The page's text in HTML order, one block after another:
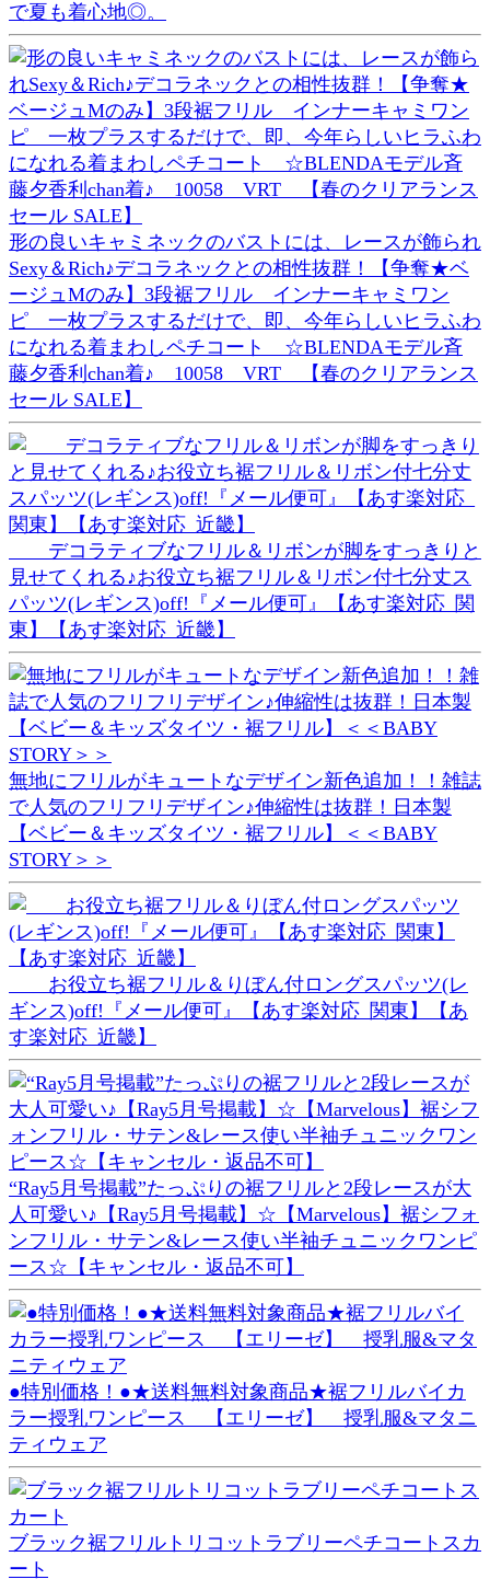
で夏も着心地◎。
形の良いキャミネックのバストには、レースが飾られ
Sexy＆Rich♪デコラネックとの相性抜群！【争奪★ベ
ージュMのみ】3段裾フリル インナーキャミワン
ピ 一枚プラスするだけで、即、今年らしいヒラふわ
になれる着まわしペチコート ☆BLENDAモデル斉
藤夕香利chan着♪ 10058 VRT 【春のクリアランス
セール SALE】
デコラティブなフリル＆リボンが脚をすっきりと
見せてくれる♪お役立ち裾フリル＆リボン付七分丈ス
パッツ(レギンス)off!『メール便可』【あす楽対応_関
東】【あす楽対応_近畿】
無地にフリルがキュートなデザイン新色追加！！雑誌
で人気のフリフリデザイン♪伸縮性は抜群！日本製
【ベビー＆キッズタイツ・裾フリル】＜＜BABY
STORY＞＞
お役立ち裾フリル＆りぼん付ロングスパッツ(レ
ギンス)off!『メール便可』【あす楽対応_関東】【あ
す楽対応_近畿】
“Ray5月号掲載”たっぷりの裾フリルと2段レースが大
人可愛い♪【Ray5月号掲載】☆【Marvelous】裾シフォ
ンフリル・サテン&レース使い半袖チュニックワンピ
ース☆【キャンセル・返品不可】
●特別価格！●★送料無料対象商品★裾フリルバイカ
ラー授乳ワンピース 【エリーゼ】 授乳服&マタニ
ティウェア
ブラック裾フリルトリコットラブリーペチコートスカ
ート